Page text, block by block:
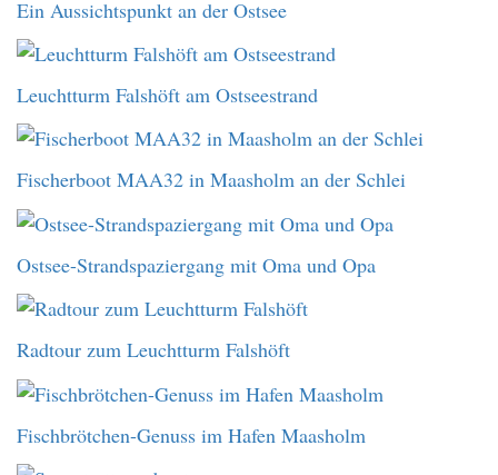
Ein Aussichtspunkt an der Ostsee
Leuchtturm Falshöft am Ostseestrand
Fischerboot MAA32 in Maasholm an der Schlei
Ostsee-Strandspaziergang mit Oma und Opa
Radtour zum Leuchtturm Falshöft
Fischbrötchen-Genuss im Hafen Maasholm